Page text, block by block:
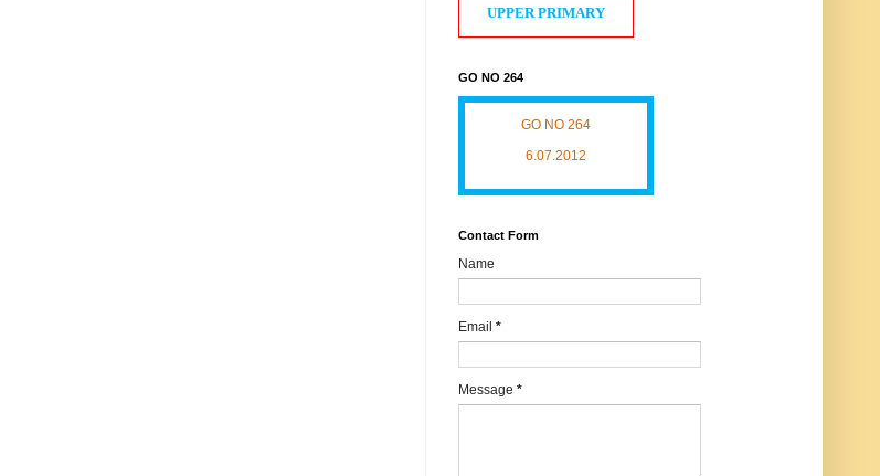
UPPER PRIMARY
GO NO 264
GO NO 264
6.07.2012
Contact Form
Name
Email *
Message *